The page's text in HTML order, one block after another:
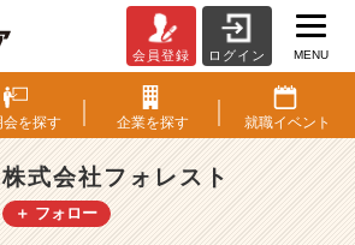
式
会
社
フ
ォ
レ
会員登録 ログイン MENU
会を探す 企業を探す 就職イベント
株式会社フォレスト
＋ フォロー